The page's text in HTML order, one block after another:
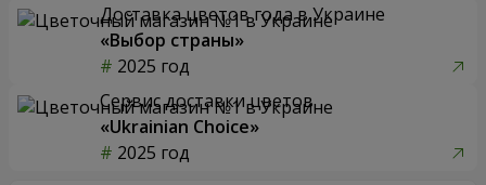
Доставка цветов года в Украине
«Выбор страны»
2025 год
Сервис доставки цветов
«Ukrainian Choice»
2025 год